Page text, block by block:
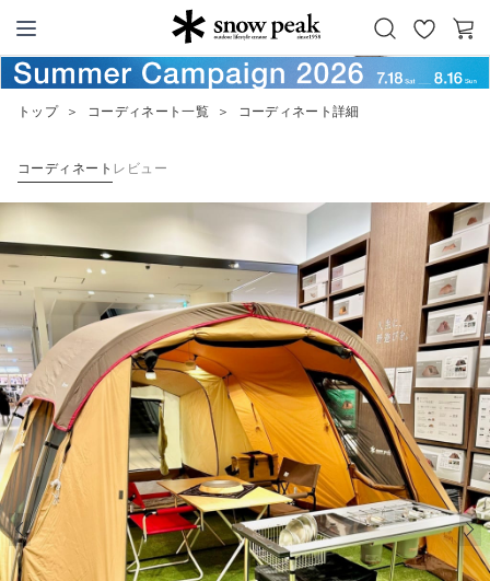
Snow Peak
お
気
カ
ー
トップ ＞ コーディネート一覧 ＞ コーディネート詳細
コーディネート レビュー